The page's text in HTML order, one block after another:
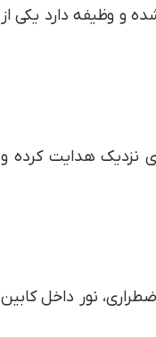
و وظیفه دارد یکی از
نزدیک هدایت کرده و
نور داخل کابین